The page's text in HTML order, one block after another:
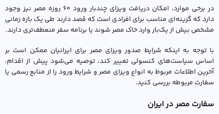
در برخی موارد، امکان دریافت ویزای چندبار ورود ۶۰ روزه مصر نیز وجود
دارد که گزینه‌ای مناسب برای افرادی است که قصد دارند طی یک بازه زمانی
مشخص بیش از یک‌بار وارد خاک مصر شوند یا برنامه سفر منعطف‌تری دارند.
با توجه به اینکه شرایط صدور ویزای مصر برای ایرانیان ممکن است بر
اساس سیاست‌های کنسولی تغییر کند، توصیه می‌شود پیش از اقدام،
آخرین اطلاعات مربوط به انواع ویزای مصر و شرایط ورود را از منابع رسمی یا
سفارت مربوطه بررسی کنید.
سفارت مصر در ایران